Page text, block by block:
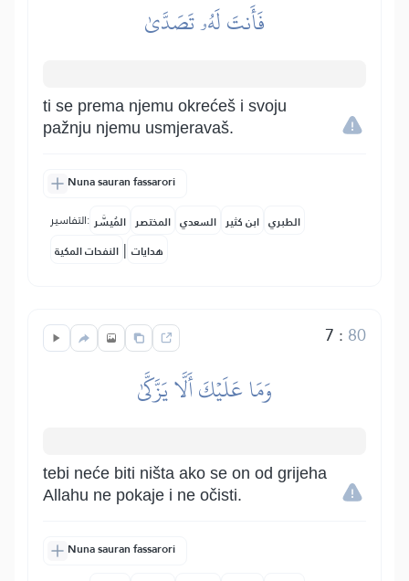
فَأَنتَ لَهُۥ تَصَدَّىٰ
ti se prema njemu okrećeš i svoju
pažnju njemu usmjeravaš.
Nuna sauran fassarori
التفاسير: المُيسَّر المختصر السعدي ابن كثير الطبري
النفحات المكية | هدايات
7 : 80
وَمَا عَلَيۡكَ أَلَّا يَزَّكَّىٰ
tebi neće biti ništa ako se on od grijeha
Allahu ne pokaje i ne očisti.
Nuna sauran fassarori